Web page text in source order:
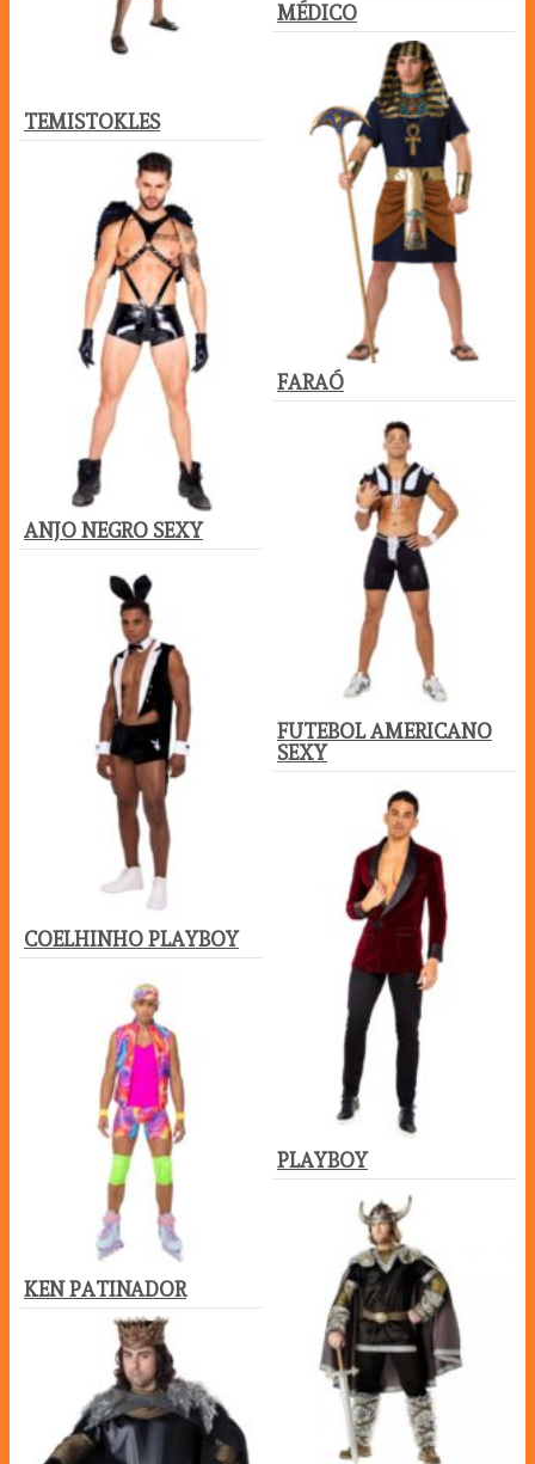
MÉDICO
TEMISTOKLES
FARAÓ
ANJO NEGRO SEXY
FUTEBOL AMERICANO
SEXY
COELHINHO PLAYBOY
PLAYBOY
KEN PATINADOR